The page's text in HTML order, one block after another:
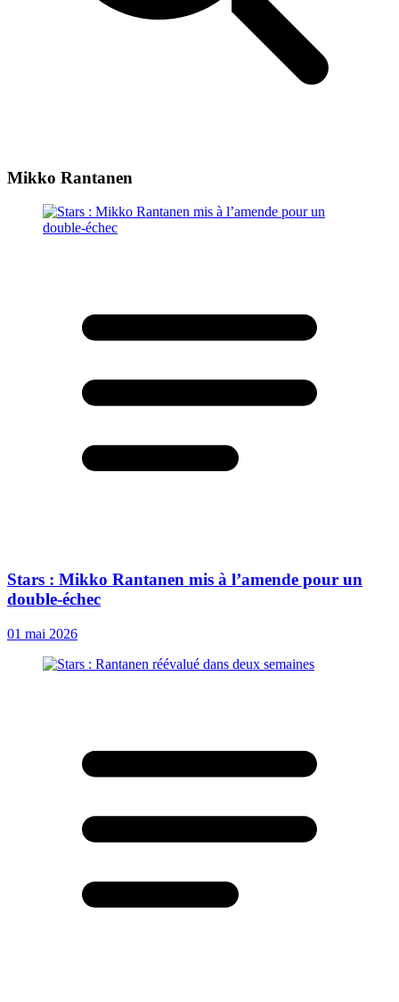
Mikko Rantanen
Stars : Mikko Rantanen mis à l’amende pour un
double-échec
01 mai 2026